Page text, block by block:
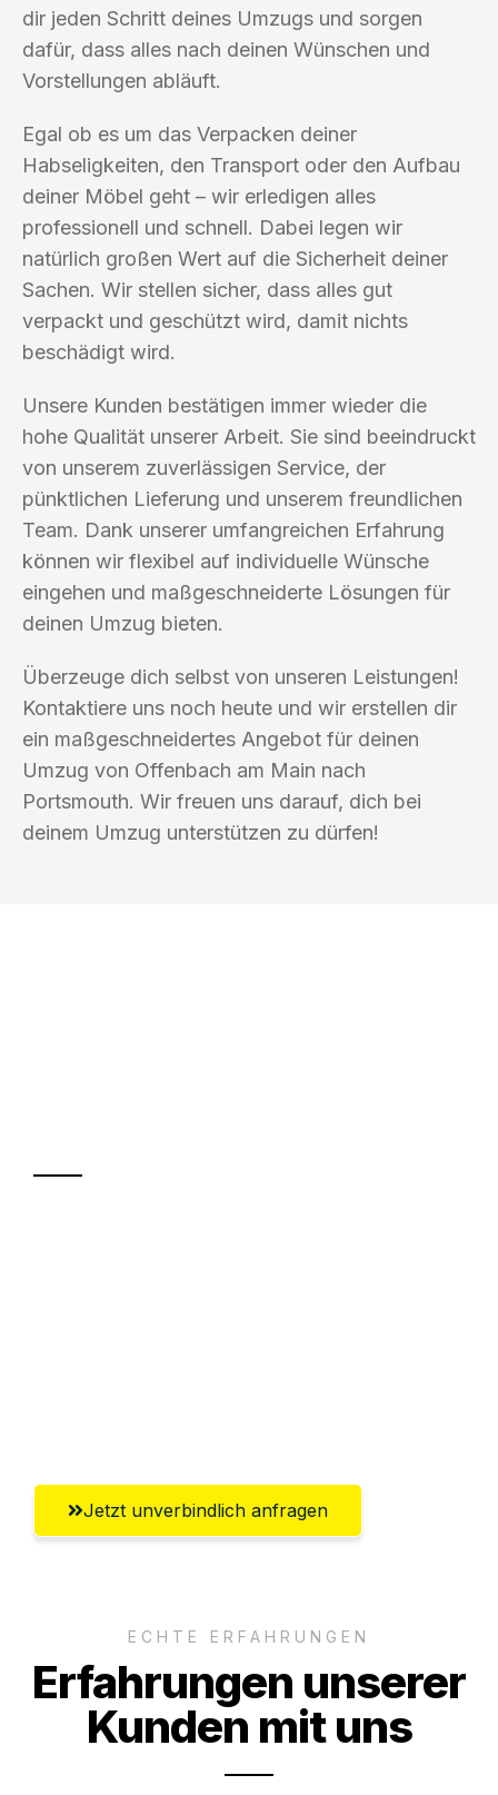
dir jeden Schritt deines Umzugs und sorgen
dafür, dass alles nach deinen Wünschen und
Vorstellungen abläuft.
Egal ob es um das Verpacken deiner
Habseligkeiten, den Transport oder den Aufbau
deiner Möbel geht – wir erledigen alles
professionell und schnell. Dabei legen wir
natürlich großen Wert auf die Sicherheit deiner
Sachen. Wir stellen sicher, dass alles gut
verpackt und geschützt wird, damit nichts
beschädigt wird.
Unsere Kunden bestätigen immer wieder die
hohe Qualität unserer Arbeit. Sie sind beeindruckt
von unserem zuverlässigen Service, der
pünktlichen Lieferung und unserem freundlichen
Team. Dank unserer umfangreichen Erfahrung
können wir flexibel auf individuelle Wünsche
eingehen und maßgeschneiderte Lösungen für
deinen Umzug bieten.
Überzeuge dich selbst von unseren Leistungen!
Kontaktiere uns noch heute und wir erstellen dir
ein maßgeschneidertes Angebot für deinen
Umzug von Offenbach am Main nach
Portsmouth. Wir freuen uns darauf, dich bei
deinem Umzug unterstützen zu dürfen!
Jetzt unverbindlich anfragen
ECHTE ERFAHRUNGEN
Erfahrungen unserer
Kunden mit uns